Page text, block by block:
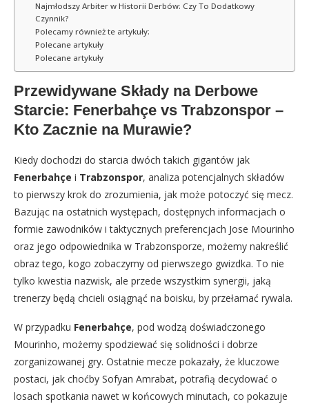
Najmłodszy Arbiter w Historii Derbów: Czy To Dodatkowy
Czynnik?
Polecamy również te artykuły:
Polecane artykuły
Polecane artykuły
Przewidywane Składy na Derbowe
Starcie: Fenerbahçe vs Trabzonspor –
Kto Zacznie na Murawie?
Kiedy dochodzi do starcia dwóch takich gigantów jak
Fenerbahçe i Trabzonspor, analiza potencjalnych składów
to pierwszy krok do zrozumienia, jak może potoczyć się mecz.
Bazując na ostatnich występach, dostępnych informacjach o
formie zawodników i taktycznych preferencjach Jose Mourinho
oraz jego odpowiednika w Trabzonsporze, możemy nakreślić
obraz tego, kogo zobaczymy od pierwszego gwizdka. To nie
tylko kwestia nazwisk, ale przede wszystkim synergii, jaką
trenerzy będą chcieli osiągnąć na boisku, by przełamać rywala.
W przypadku Fenerbahçe, pod wodzą doświadczonego
Mourinho, możemy spodziewać się solidności i dobrze
zorganizowanej gry. Ostatnie mecze pokazały, że kluczowe
postaci, jak choćby Sofyan Amrabat, potrafią decydować o
losach spotkania nawet w końcowych minutach, co pokazuje